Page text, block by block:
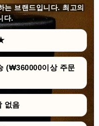
는 브랜드입니다. 최고의
다.
(₩360000이상 주문
없음